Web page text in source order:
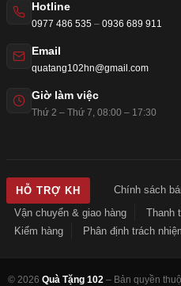
Hotline
0977 486 535 – 0936 689 911
Email
quatang102hn@gmail.com
Giờ làm việc
Thứ 2 – Thứ 7, 08:00 – 17:30
HỖ TRỢ KH Chính sách
Vận chuyển & giao hàng
Thanh
Kiểm hàng
Phân định trách
© 2026 Quà Tặng 102– Bản quyền